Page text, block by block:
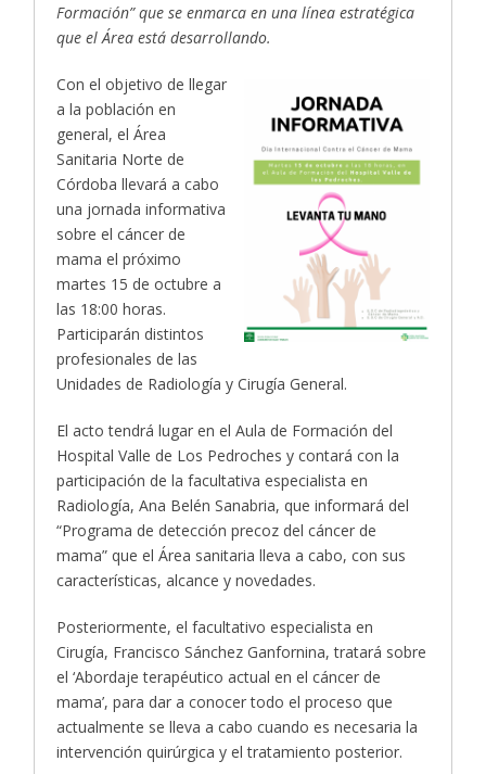
Formación” que se enmarca enuna línea estratégica
que el Área está desarrollando.
Con el objetivo de llegar
a la población en
general, el Área
Sanitaria Norte de
Córdoba llevará a cabo
una jornada informativa
sobre el cáncer de
mama el próximo
martes 15 de octubre a
las 18:00 horas.
Participarán distintos
profesionales de las
Unidades de Radiología y Cirugía General.
El acto tendrá lugar en el Aula de Formación del
Hospital Valle de Los Pedroches y contará con la
participación de la facultativa especialista en
Radiología, Ana Belén Sanabria, que informará del
“Programa de detección precoz del cáncer de
mama” que el Área sanitaria lleva a cabo, con sus
características, alcance y novedades.
Posteriormente, el facultativo especialista en
Cirugía, Francisco Sánchez Ganfornina, tratará sobre
el ‘Abordaje terapéutico actual en el cáncer de
mama’, para dar a conocer todo el proceso que
actualmente se lleva a cabo cuando es necesaria la
intervención quirúrgica y el tratamiento posterior.